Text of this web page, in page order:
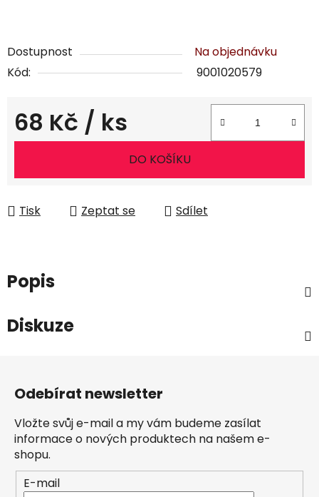
Dostupnost
Na objednávku
Kód:
9001020579
68 Kč / ks
Měrná cena:
DO KOŠÍKU
Tisk Zeptat se Sdílet
Popis
Diskuze
Odebírat newsletter
Vložte svůj e-mail a my vám budeme zasílat
informace o nových produktech na našem e-
shopu.
E-mail